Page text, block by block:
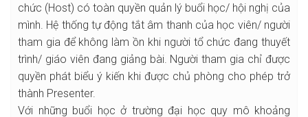
chức (Host) có toàn quyền quản lý buổi học/ hội nghị của
mình. Hệ thống tự động tắt âm thanh của học viên/ người
tham gia để không làm ồn khi người tổ chức đang thuyết
trình/ giáo viên đang giảng bài. Người tham gia chỉ được
quyền phát biểu ý kiến khi được chủ phòng cho phép trở
thành Presenter.
Với những buổi học ở trường đại học quy mô khoảng